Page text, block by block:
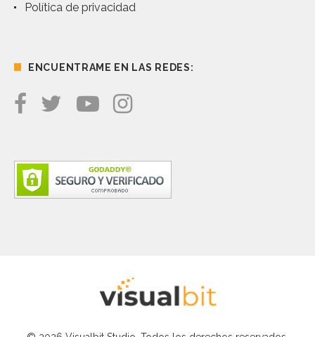
Política de privacidad
ENCUENTRAME EN LAS REDES: